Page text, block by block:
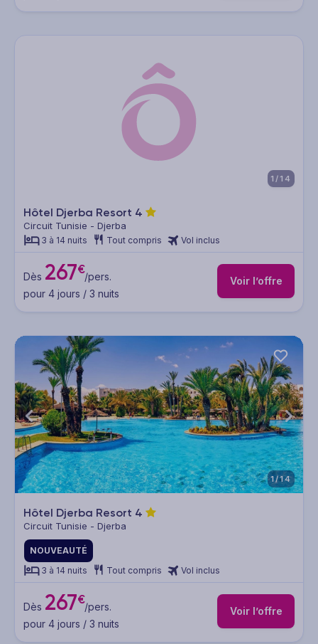
1/14
Hôtel Djerba Resort 4
Circuit Tunisie - Djerba
3 à 14 nuits Tout compris Vol inclus
Dès 267€/pers.
pour 4 jours / 3 nuits
Voir l’offre
1/14
Hôtel Djerba Resort 4
Circuit Tunisie - Djerba
NOUVEAUTÉ
3 à 14 nuits
Tout compris Vol inclus
Dès 267€/pers.
pour 4 jours / 3 nuits
Voir l’offre